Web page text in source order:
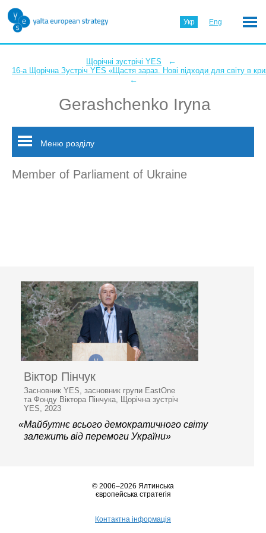
Укр Eng
Щорічні зустрічі YES ←
16-а Щорічна Зустріч YES «Щастя зараз. Нові підходи для світу в
←
Gerashchenko Iryna
Меню розділу
Member of Parliament of Ukraine
Віктор Пінчук
Засновник YES, засновник групи EastOne
та Фонду Віктора Пінчука, Щорічна зустріч
YES, 2023
«Майбутнє всього демократичного світу
залежить від перемоги України»
© 2006–2026 Ялтинська
європейська стратегія
Контактна інформація